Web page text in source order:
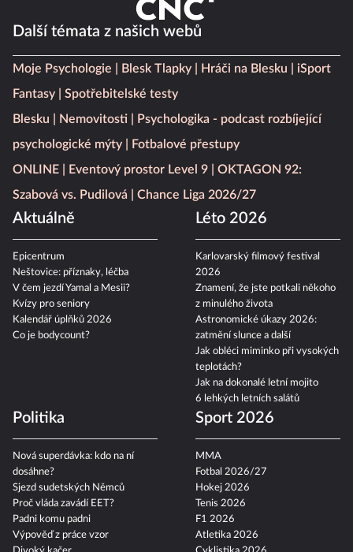
Další témata z našich webů
Moje Psychologie Blesk Tlapky Hráči na Blesku
iSport
Fantasy
Spotřebitelské testy
Blesku
Nemovitosti
Psychologika - podcast rozbíjející
psychologické mýty
Fotbalové přestupy
ONLINE
Eventový prostor Level 9
OKTAGON 92:
Szabová vs. Pudilová
Chance Liga 2026/27
Aktuálně
Epicentrum
Neštovice: příznaky, léčba
V čem jezdí Yamal a Mesii?
Kvízy pro seniory
Kalendář úplňků 2026
Co je bodycount?
Léto 2026
Karlovarský filmový festival
2026
Znamení, že jste potkali někoho
z minulého života
Astronomické úkazy 2026:
zatmění slunce a další
Jak obléci miminko při vysokých
teplotách?
Jak na dokonalé letní mojito
6 lehkých letních salátů
Politika
Nová superdávka: kdo na ní
dosáhne?
Sjezd sudetských Němců
Proč vláda zavádí EET?
Padni komu padni
Výpověď z práce vzor
Sport 2026
MMA
Fotbal 2026/27
Hokej 2026
Tenis 2026
F1 2026
Atletika 2026